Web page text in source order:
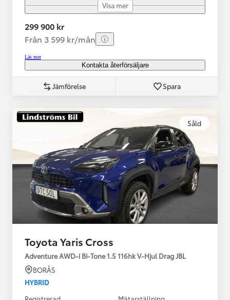
Visa mer
299 900 kr
Från 3 599 kr/mån
Läs mer
Kontakta återförsäljare
Jämförelse Spara
Såld
Toyota Yaris Cross
Adventure AWD-i Bi-Tone 1.5 116hk V-Hjul Drag JBL
BORÅS
HYBRID